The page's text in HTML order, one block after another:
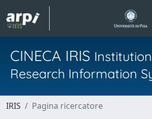
CINECA IRIS
Research Information
IRIS Pagina ricercatore